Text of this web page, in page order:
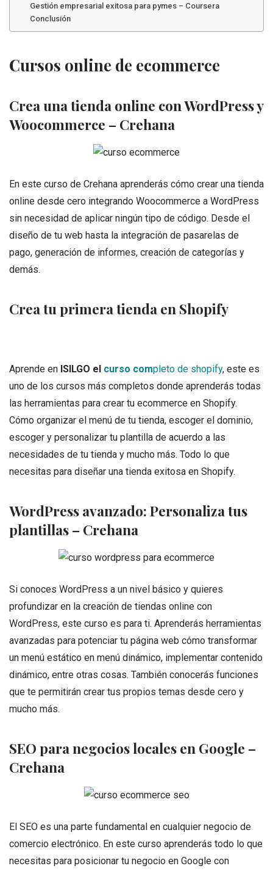
Gestión empresarial exitosa para pymes – Coursera
Conclusión
Cursos online de ecommerce
Crea una tienda online con WordPress y
Woocommerce – Crehana
En este curso de Crehana aprenderás cómo crear una tienda
online desde cero integrando Woocommerce a WordPress
sin necesidad de aplicar ningún tipo de código. Desde el
diseño de tu web hasta la integración de pasarelas de
pago, generación de informes, creación de categorías y
demás.
Crea tu primera tienda en Shopify
Aprende en ISILGO el curso completo de shopify, este es
uno de los cursos más completos donde aprenderás todas
las herramientas para crear tu ecommerce en Shopify.
Cómo organizar el menú de tu tienda, escoger el dominio,
escoger y personalizar tu plantilla de acuerdo a las
necesidades de tu tienda y mucho más. Todo lo que
necesitas para diseñar una tienda exitosa en Shopify.
WordPress avanzado: Personaliza tus
plantillas – Crehana
Si conoces WordPress a un nivel básico y quieres
profundizar en la creación de tiendas online con
WordPress, este curso es para ti. Aprenderás herramientas
avanzadas para potenciar tu página web cómo transformar
un menú estático en menú dinámico, implementar contenido
dinámico, entre otras cosas. También conocerás funciones
que te permitirán crear tus propios temas desde cero y
mucho más.
SEO para negocios locales en Google –
Crehana
El SEO es una parte fundamental en cualquier negocio de
comercio electrónico. En este curso aprenderás todo lo que
necesitas para posicionar tu negocio en Google con